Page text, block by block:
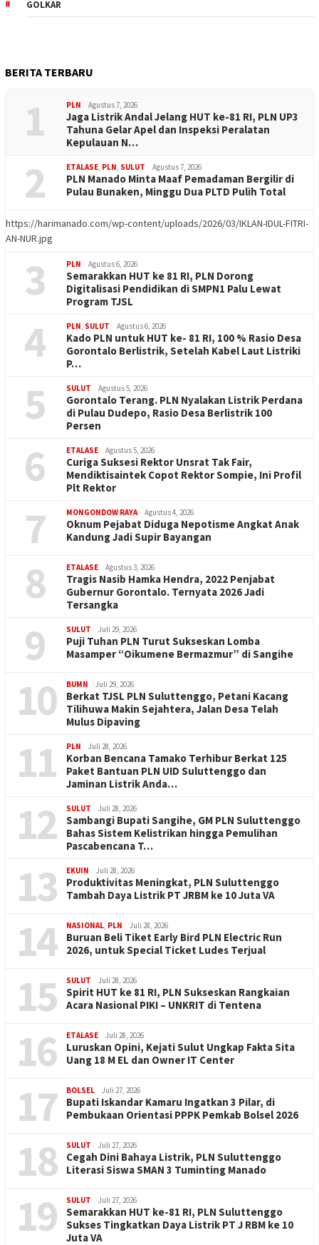
GOLKAR
BERITA TERBARU
1 PLN Agustus 7, 2026
Jaga Listrik Andal Jelang HUT ke-81 RI, PLN UP3
Tahuna Gelar Apel dan Inspeksi Peralatan
Kepulauan N…
2 ETALASE, PLN, SULUT Agustus 7, 2026
PLN Manado Minta Maaf Pemadaman Bergilir di
Pulau Bunaken, Minggu Dua PLTD Pulih Total
https://harimanado.com/wp-content/uploads/2026/03/IKLAN-IDUL-FITRI-
AN-NUR.jpg
3 PLN Agustus 6, 2026
Semarakkan HUT ke 81 RI, PLN Dorong
Digitalisasi Pendidikan di SMPN1 Palu Lewat
Program TJSL
4 PLN, SULUT Agustus 6, 2026
Kado PLN untuk HUT ke- 81 RI, 100 % Rasio Desa
Gorontalo Berlistrik, Setelah Kabel Laut Listriki
P…
5 SULUT Agustus 5, 2026
Gorontalo Terang. PLN Nyalakan Listrik Perdana
di Pulau Dudepo, Rasio Desa Berlistrik 100
Persen
6 ETALASE Agustus 5, 2026
Curiga Suksesi Rektor Unsrat Tak Fair,
Mendiktisaintek Copot Rektor Sompie, Ini Profil
Plt Rektor
7 MONGONDOW RAYA Agustus 4, 2026
Oknum Pejabat Diduga Nepotisme Angkat Anak
Kandung Jadi Supir Bayangan
8 ETALASE Agustus 3, 2026
Tragis Nasib Hamka Hendra, 2022 Penjabat
Gubernur Gorontalo. Ternyata 2026 Jadi
Tersangka
9 SULUT Juli 29, 2026
Puji Tuhan PLN Turut Sukseskan Lomba
Masamper “Oikumene Bermazmur” di Sangihe
10 BUMN Juli 29, 2026
Berkat TJSL PLN Suluttenggo, Petani Kacang
Tilihuwa Makin Sejahtera, Jalan Desa Telah
Mulus Dipaving
11 PLN Juli 28, 2026
Korban Bencana Tamako Terhibur Berkat 125
Paket Bantuan PLN UID Suluttenggo dan
Jaminan Listrik Anda…
12 SULUT Juli 28, 2026
Sambangi Bupati Sangihe, GM PLN Suluttenggo
Bahas Sistem Kelistrikan hingga Pemulihan
Pascabencana T…
13 EKUIN Juli 28, 2026
Produktivitas Meningkat, PLN Suluttenggo
Tambah Daya Listrik PT JRBM ke 10 Juta VA
14 NASIONAL, PLN Juli 28, 2026
Buruan Beli Tiket Early Bird PLN Electric Run
2026, untuk Special Ticket Ludes Terjual
15 SULUT Juli 28, 2026
Spirit HUT ke 81 RI, PLN Sukseskan Rangkaian
Acara Nasional PIKI – UNKRIT di Tentena
16 ETALASE Juli 28, 2026
Luruskan Opini, Kejati Sulut Ungkap Fakta Sita
Uang 18 M EL dan Owner IT Center
17 BOLSEL Juli 27, 2026
Bupati Iskandar Kamaru Ingatkan 3 Pilar, di
Pembukaan Orientasi PPPK Pemkab Bolsel 2026
18 SULUT Juli 27, 2026
Cegah Dini Bahaya Listrik, PLN Suluttenggo
Literasi Siswa SMAN 3 Tuminting Manado
19 SULUT Juli 27, 2026
Semarakkan HUT ke-81 RI, PLN Suluttenggo
Sukses Tingkatkan Daya Listrik PT J RBM ke 10
Juta VA